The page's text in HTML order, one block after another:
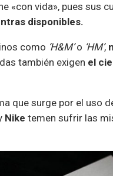
«con vida», pues sus
disponibles.
como ‘H&M’o ‘HM’,
también exigen el
que surge por el uso
Nike temen sufrir las